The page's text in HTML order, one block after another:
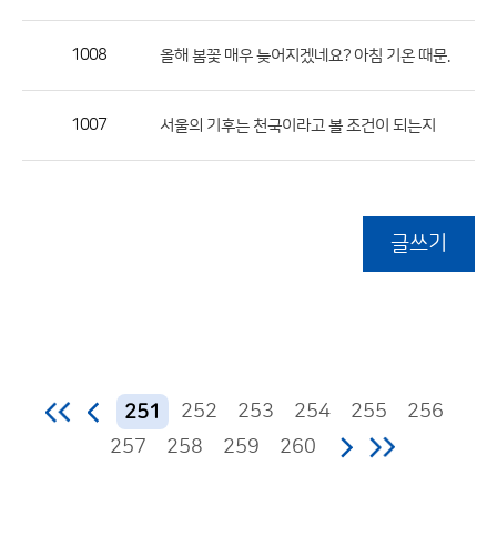
1008 올해 봄꽃 매우 늦어지겠네요? 아침 기온 때문.
1007 서울의 기후는 천국이라고 볼 조건이 되는지
글쓰기
251 252 253 254 255
256
257
258 259 260